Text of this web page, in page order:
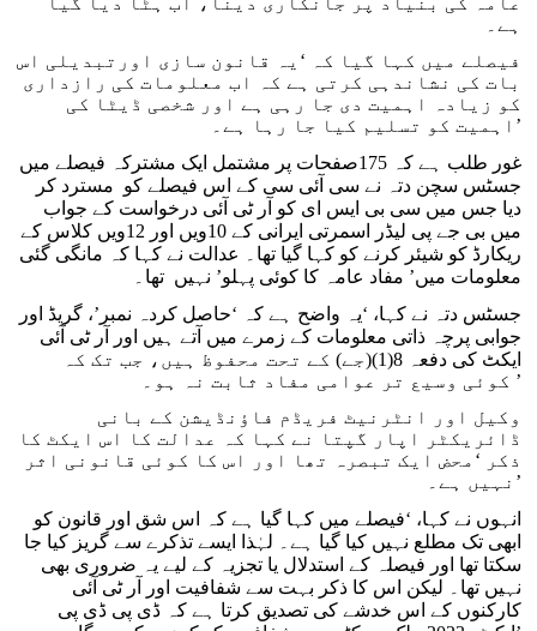
ہے۔
فیصلے میں کہا گیا کہ ‘یہ قانون سازی اورتبدیلی اس
بات کی نشاندہی کرتی ہے کہ اب معلومات کی رازداری
کو زیادہ اہمیت دی جا رہی ہے اور شخصی ڈیٹا کی
اہمیت کو تسلیم کیا جا رہا ہے۔’
غور طلب ہے کہ 175صفحات پر مشتمل ایک مشترکہ فیصلے میں
جسٹس سچن دتہ نے سی آئی سی کے اس فیصلے کو مسترد کر
دیا جس میں سی بی ایس ای کو آر ٹی آئی درخواست کے جواب
میں بی جے پی لیڈر اسمرتی ایرانی کے 10ویں اور 12ویں کلاس کے
ریکارڈ کو شیئر کرنے کو کہا گیا تھا۔ عدالت نے کہا کہ مانگی گئی
معلومات میں’ مفاد عامہ کا کوئی پہلو’ نہیں تھا۔
جسٹس دتہ نے کہا، ‘یہ واضح ہے کہ ‘حاصل کردہ نمبر’، گریڈ اور
جوابی پرچہ ذاتی معلومات کے زمرے میں آتے ہیں اور آر ٹی آئی
ایکٹ کی دفعہ 8(1)(جے) کے تحت محفوظ ہیں، جب تک کہ
کوئی وسیع تر عوامی مفاد ثابت نہ ہو۔’
وکیل اور انٹرنیٹ فریڈم فاؤنڈیشن کے بانی
ڈائریکٹر اپار گپتا نے کہا کہ عدالت کا اس ایکٹ کا
ذکر ‘محض ایک تبصرہ تھا اور اس کا کوئی قانونی اثر
نہیں ہے۔’
انہوں نے کہا، ‘فیصلے میں کہا گیا ہے کہ اس شق اور قانون کو
ابھی تک مطلع نہیں کیا گیا ہے۔ لہٰذا ایسے تذکرے سے گریز کیا جا
سکتا تھا اور فیصلہ کے استدلال یا تجزیہ کے لیے یہ ضروری بھی
نہیں تھا۔ لیکن اس کا ذکر بہت سے شفافیت اور آر ٹی آئی
کارکنوں کے اس خدشے کی تصدیق کرتا ہے کہ ڈی پی ڈی پی